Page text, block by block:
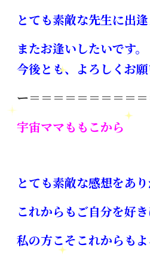
とても素敵な先生に出逢
またお逢いしたいです。
今後とも、よろしくお願
ー＝＝＝＝＝＝＝＝＝
宇宙ママももこから
とても素敵な感想をあ
これからもご自分を好
私の方こそこれからもよ